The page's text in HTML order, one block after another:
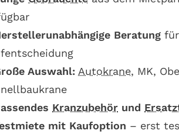
Beratung
Auswahl: Autokrane, MK,
Kranzubehör und
mit Kaufoption – erst